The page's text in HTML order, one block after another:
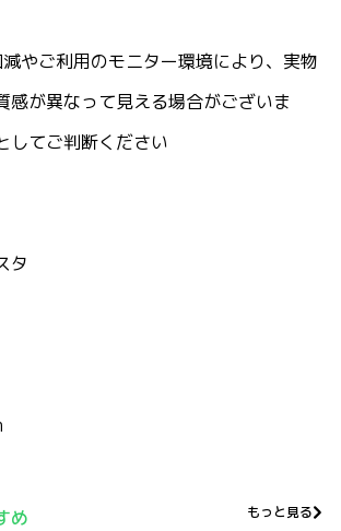
やご利用のモニター環境により、実物
感が異なって見える場合がございま
してご判断ください
タ
め もっと見る